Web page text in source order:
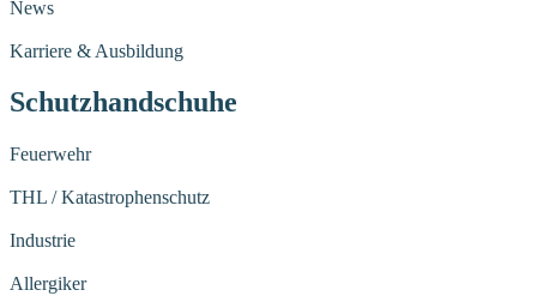
News
Karriere & Ausbildung
Schutzhandschuhe
Feuerwehr
THL / Katastrophenschutz
Industrie
Allergiker